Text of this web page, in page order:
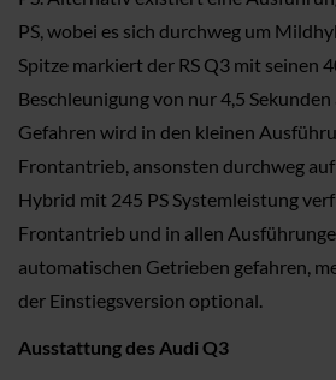
PS, wobei es sich durchweg um
Spitze markiert der RS Q3 mit seinen
Beschleunigung von nur 4,5
Gefahren wird in den kleinen
Frontantrieb, ansonsten durchweg
Hybrid mit 245 PS Systemleistung
Frontantrieb und in allen
automatischen Getrieben gefahren,
der Einstiegsversion optional.
Ausstattung des Audi Q3